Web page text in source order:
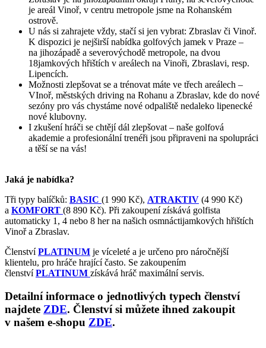
je areál Vinoř, v centru metropole jsme na Rohanském
ostrově.
U nás si zahrajete vždy, stačí si jen vybrat: Zbraslav či Vinoř.
K dispozici je nejširší nabídka golfových jamek v Praze –
na jihozápadě a severovýchodě metropole, na dvou
18jamkových hřištích v areálech na Vinoři, Zbraslavi, resp.
Lipencích.
Možnosti zlepšovat se a trénovat máte ve třech areálech –
VInoř, městských driving na Rohanu a Zbraslav, kde do nové
sezóny pro vás chystáme nové odpaliště nedaleko lipenecké
nové klubovny.
I zkušení hráči se chtějí dál zlepšovat – naše golfová
akademie a profesionální trenéři jsou připraveni na spolupráci
a těší se na vás!
Jaká je nabídka?
Tři typy balíčků: BASIC (1 990 Kč), ATRAKTIV (4 990 Kč)
a KOMFORT (8 890 Kč). Při zakoupení získává golfista
automaticky 1, 4 nebo 8 her na našich osmnáctijamkových hřištích
Vinoř a Zbraslav.
ČlenstvíPLATINUM je víceleté a je určeno pro náročnější
klientelu, pro hráče hrající často. Se zakoupením
členstvíPLATINUM získává hráč maximální servis.
Detailní informace o jednotlivých typech členství
najdete ZDE. Členství si můžete ihned zakoupit
v našem e-shopu ZDE.